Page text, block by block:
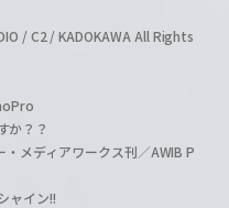
/ C2 / KADOKAWA All Rights
か？？
メディアワークス刊／AWIB P
ャイン!!